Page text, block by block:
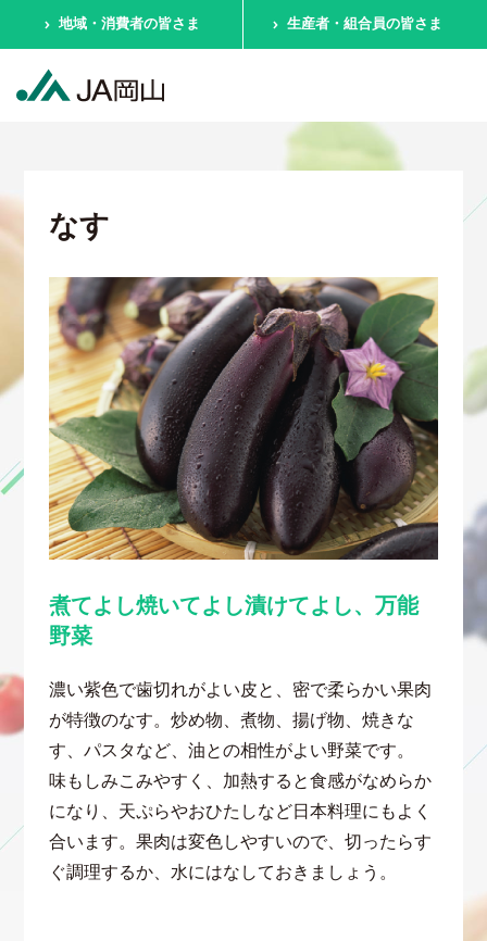
地域・消費者の皆さま 生産者・組合員の皆さま
なす
煮てよし焼いてよし漬けてよし、万能
野菜
濃い紫色で歯切れがよい皮と、密で柔らかい果肉
が特徴のなす。炒め物、煮物、揚げ物、焼きな
す、パスタなど、油との相性がよい野菜です。
味もしみこみやすく、加熱すると食感がなめらか
になり、天ぷらやおひたしなど日本料理にもよく
合います。果肉は変色しやすいので、切ったらす
ぐ調理するか、水にはなしておきましょう。